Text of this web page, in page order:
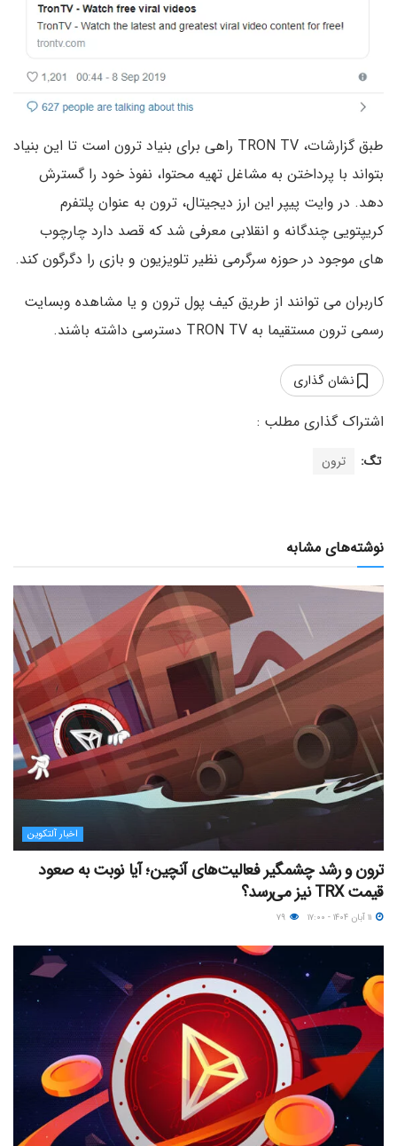
طبق گزارشات، TRON TV راهی برای بنیاد ترون است تا این بنیاد
بتواند با پرداختن به مشاغل تهیه محتوا، نفوذ خود را گسترش
دهد. در وایت پیپر این ارز دیجیتال، ترون به عنوان پلتفرم
کریپتویی چندگانه و انقلابی معرفی شد که قصد دارد چارچوب
های موجود در حوزه سرگرمی نظیر تلویزیون و بازی را دگرگون کند.
کاربران می توانند از طریق کیف پول ترون و یا مشاهده وبسایت
رسمی ترون مستقیما به TRON TV دسترسی داشته باشند.
نشان گذاری
تگ: ترون
نوشته‌های مشابه
اخبار آلتکوین
ترون و رشد چشمگیر فعالیت‌های آنچین؛ آیا نوبت به صعود
قیمت TRX نیز می‌رسد؟